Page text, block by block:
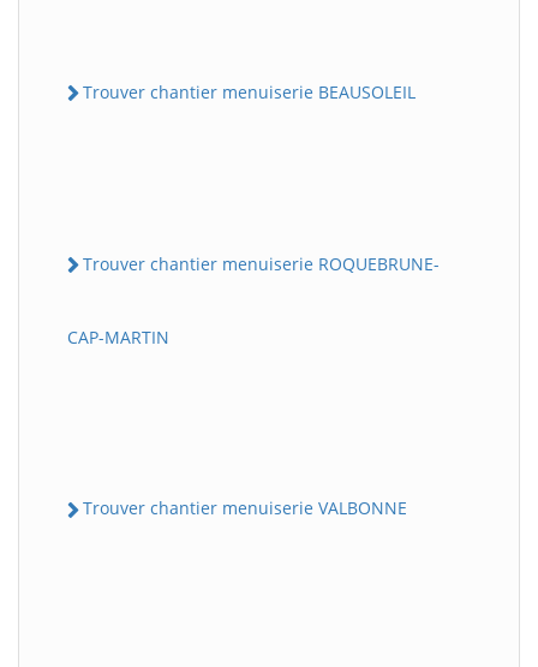
Trouver chantier menuiserie BEAUSOLEIL
Trouver chantier menuiserie ROQUEBRUNE-
CAP-MARTIN
Trouver chantier menuiserie VALBONNE